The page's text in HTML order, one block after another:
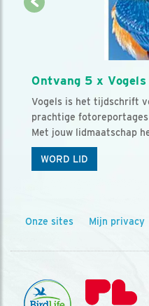
Ontvang 5 x
Vogels is het tijdschrift
prachtige
Met jouw lidmaatschap
WORD LID
Onze sites Mijn privacy